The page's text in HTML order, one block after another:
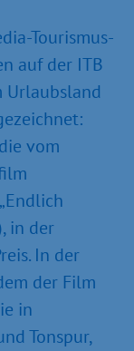
Tourismus-
auf der ITB
Urlaubsland
vom
in der
In der
der Film
in
Tonspur,